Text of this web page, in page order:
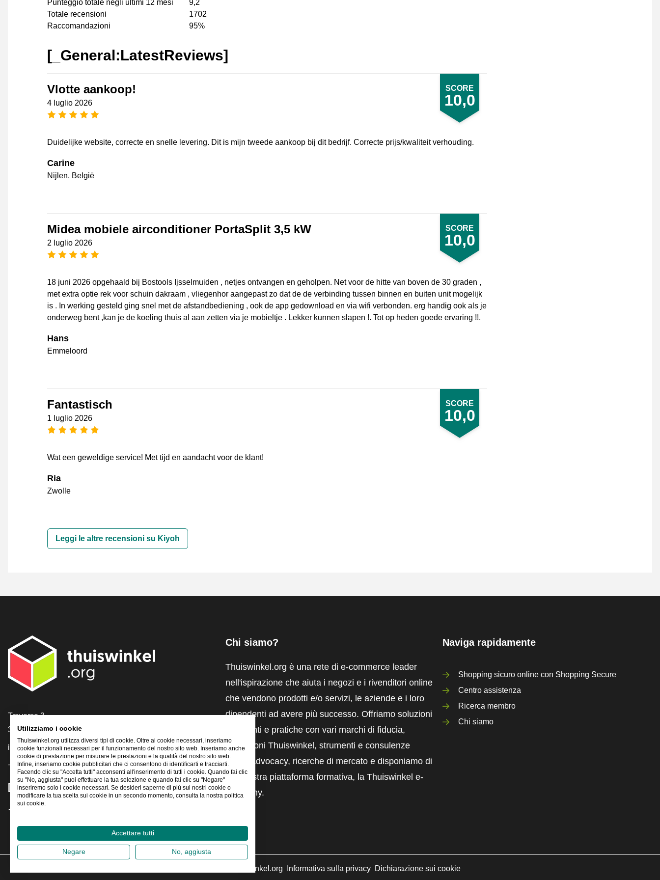
Punteggio totale negli ultimi 12 mesi
9,2
Totale recensioni
1702
Raccomandazioni
95%
[_General:LatestReviews]
SCORE
10,0
Vlotte aankoop!
4 luglio 2026
[_General:NumberOfStarsPluralFormat]
Duidelijke website, correcte en snelle levering. Dit is mijn tweede aankoop bij dit bedrijf. Correcte prijs/kwaliteit verhouding.
Carine
Nijlen, België
SCORE
10,0
Midea mobiele airconditioner PortaSplit 3,5 kW
2 luglio 2026
[_General:NumberOfStarsPluralFormat]
18 juni 2026 opgehaald bij Bostools Ijsselmuiden , netjes ontvangen en geholpen. Net voor de hitte van boven de 30 graden ,
met extra optie rek voor schuin dakraam , vliegenhor aangepast zo dat de de verbinding tussen binnen en buiten unit mogelijk
is . In werking gesteld ging snel met de afstandbediening , ook de app gedownload en via wifi verbonden. erg handig ook als je
onderweg bent ,kan je de koeling thuis al aan zetten via je mobieltje . Lekker kunnen slapen !. Tot op heden goede ervaring !!.
Hans
Emmeloord
SCORE
10,0
Fantastisch
1 luglio 2026
[_General:NumberOfStarsPluralFormat]
Wat een geweldige service! Met tijd en aandacht voor de klant!
Ria
Zwolle
Leggi le altre recensioni su Kiyoh
[_General:Contact]
Traverse 3
3905 NL Veenendaal
info@thuiswinkel.org
+31 (0)318 64 85 75
[_General:SocialMediaTitle]
Chi siamo?
Thuiswinkel.org è una rete di e-commerce leader
nell'ispirazione che aiuta i negozi e i rivenditori online
che vendono prodotti e/o servizi, le aziende e i loro
dipendenti ad avere più successo. Offriamo soluzioni
pertinenti e pratiche con vari marchi di fiducia,
recensioni Thuiswinkel, strumenti e consulenze
legali, advocacy, ricerche di mercato e disponiamo di
una nostra piattaforma formativa, la Thuiswinkel e-
Academy.
Naviga rapidamente
Shopping sicuro online con Shopping Secure
Centro assistenza
Ricerca membro
Chi siamo
Thuiswinkel.org Informativa sulla privacy Dichiarazione sui cookie
Utilizziamo i cookie
Thuiswinkel.org utilizza diversi tipi di cookie. Oltre ai cookie necessari, inseriamo
cookie funzionali necessari per il funzionamento del nostro sito web. Inseriamo anche
cookie di prestazione per misurare le prestazioni e la qualità del nostro sito web.
Infine, inseriamo cookie pubblicitari che ci consentono di identificarti e tracciarti.
Facendo clic su "Accetta tutti" acconsenti all'inserimento di tutti i cookie. Quando fai clic
su "No, aggiusta" puoi effettuare la tua selezione e quando fai clic su "Negare"
inseriremo solo i cookie necessari. Se desideri saperne di più sui nostri cookie o
modificare la tua scelta sui cookie in un secondo momento, consulta la nostra politica
sui cookie.
Accettare tutti
Negare No, aggiusta